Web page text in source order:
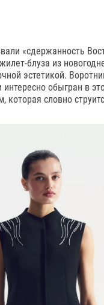
«сдержанность
блуза из
эстетикой.
интересно обыгран в
которая словно